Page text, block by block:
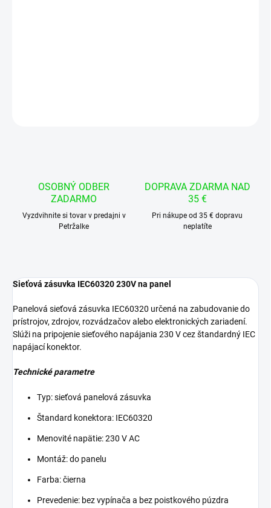
OSOBNÝ ODBER
ZADARMO
Vyzdvihnite si tovar v predajni v
Petržalke
DOPRAVA ZDARMA NAD
35 €
Pri nákupe od 35 € dopravu
neplatíte
Sieťová zásuvka IEC60320 230V na panel
Panelová sieťová zásuvka IEC60320 určená na zabudovanie do
prístrojov, zdrojov, rozvádzačov alebo elektronických zariadení.
Slúži na pripojenie sieťového napájania 230 V cez štandardný IEC
napájací konektor.
Technické parametre
Typ: sieťová panelová zásuvka
Štandard konektora: IEC60320
Menovité napätie: 230 V AC
Montáž: do panelu
Farba: čierna
Prevedenie: bez vypínača a bez poistkového púzdra